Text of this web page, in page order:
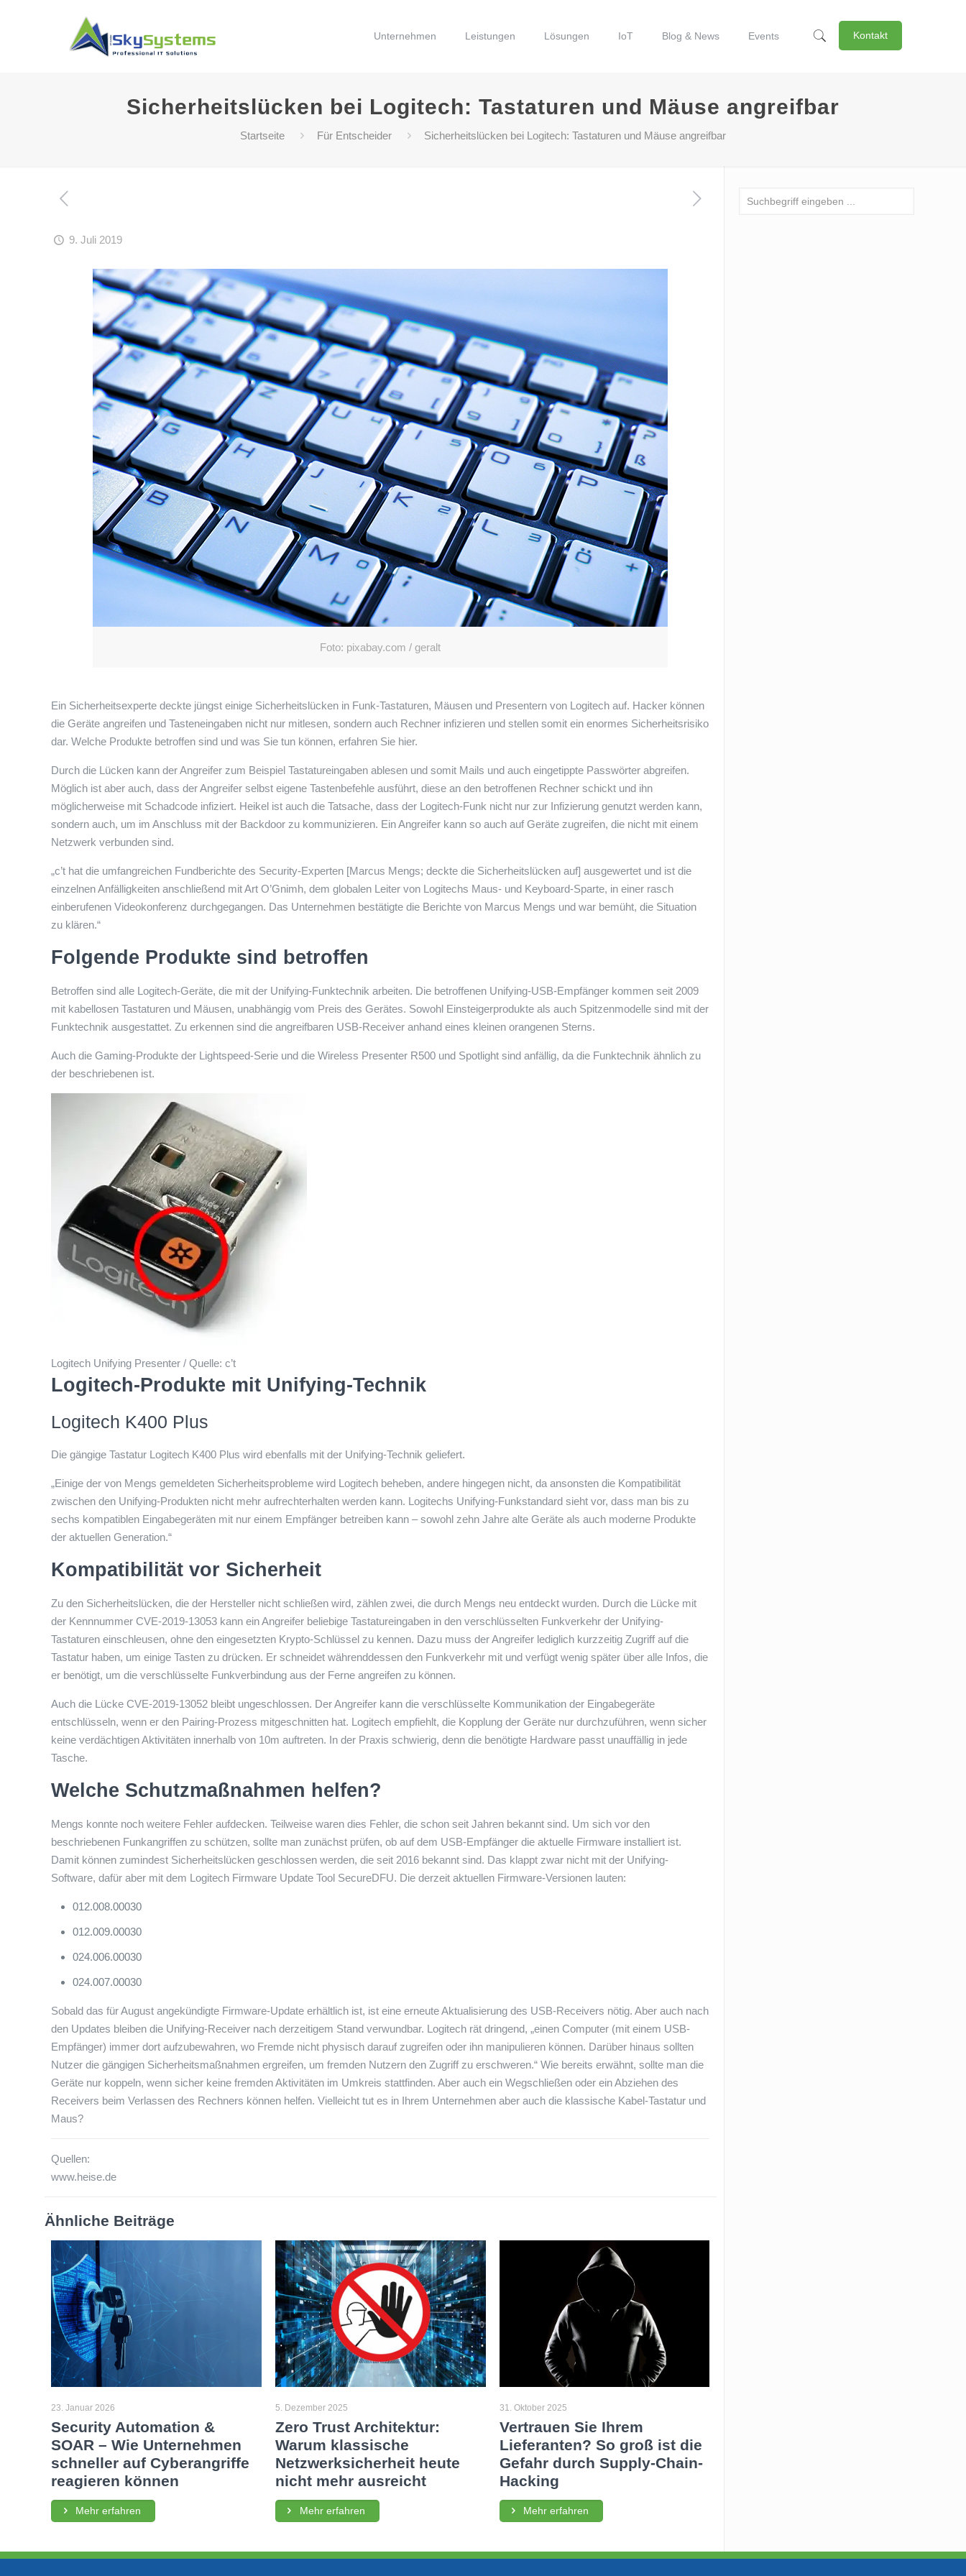
Unternehmen Leistungen Lösungen IoT Blog & News Events Kontakt
Sicherheitslücken bei Logitech: Tastaturen und Mäuse angreifbar
Startseite Für Entscheider Sicherheitslücken bei Logitech: Tastaturen und Mäuse angreifbar
9. Juli 2019
Foto: pixabay.com / geralt
Ein Sicherheitsexperte deckte jüngst einige Sicherheitslücken in Funk-Tastaturen, Mäusen und Presentern von Logitech auf. Hacker können
die Geräte angreifen und Tasteneingaben nicht nur mitlesen, sondern auch Rechner infizieren und stellen somit ein enormes Sicherheitsrisiko
dar. Welche Produkte betroffen sind und was Sie tun können, erfahren Sie hier.
Durch die Lücken kann der Angreifer zum Beispiel Tastatureingaben ablesen und somit Mails und auch eingetippte Passwörter abgreifen.
Möglich ist aber auch, dass der Angreifer selbst eigene Tastenbefehle ausführt, diese an den betroffenen Rechner schickt und ihn
möglicherweise mit Schadcode infiziert. Heikel ist auch die Tatsache, dass der Logitech-Funk nicht nur zur Infizierung genutzt werden kann,
sondern auch, um im Anschluss mit der Backdoor zu kommunizieren. Ein Angreifer kann so auch auf Geräte zugreifen, die nicht mit einem
Netzwerk verbunden sind.
„c’t hat die umfangreichen Fundberichte des Security-Experten [Marcus Mengs; deckte die Sicherheitslücken auf] ausgewertet und ist die
einzelnen Anfälligkeiten anschließend mit Art O’Gnimh, dem globalen Leiter von Logitechs Maus- und Keyboard-Sparte, in einer rasch
einberufenen Videokonferenz durchgegangen. Das Unternehmen bestätigte die Berichte von Marcus Mengs und war bemüht, die Situation
zu klären.“
Folgende Produkte sind betroffen
Betroffen sind alle Logitech-Geräte, die mit der Unifying-Funktechnik arbeiten. Die betroffenen Unifying-USB-Empfänger kommen seit 2009
mit kabellosen Tastaturen und Mäusen, unabhängig vom Preis des Gerätes. Sowohl Einsteigerprodukte als auch Spitzenmodelle sind mit der
Funktechnik ausgestattet. Zu erkennen sind die angreifbaren USB-Receiver anhand eines kleinen orangenen Sterns.
Auch die Gaming-Produkte der Lightspeed-Serie und die Wireless Presenter R500 und Spotlight sind anfällig, da die Funktechnik ähnlich zu
der beschriebenen ist.
Logitech Unifying Presenter / Quelle: c’t
Logitech-Produkte mit Unifying-Technik
Logitech K400 Plus
Die gängige Tastatur Logitech K400 Plus wird ebenfalls mit der Unifying-Technik geliefert.
„Einige der von Mengs gemeldeten Sicherheitsprobleme wird Logitech beheben, andere hingegen nicht, da ansonsten die Kompatibilität
zwischen den Unifying-Produkten nicht mehr aufrechterhalten werden kann. Logitechs Unifying-Funkstandard sieht vor, dass man bis zu
sechs kompatiblen Eingabegeräten mit nur einem Empfänger betreiben kann – sowohl zehn Jahre alte Geräte als auch moderne Produkte
der aktuellen Generation.“
Kompatibilität vor Sicherheit
Zu den Sicherheitslücken, die der Hersteller nicht schließen wird, zählen zwei, die durch Mengs neu entdeckt wurden. Durch die Lücke mit
der Kennnummer CVE-2019-13053 kann ein Angreifer beliebige Tastatureingaben in den verschlüsselten Funkverkehr der Unifying-
Tastaturen einschleusen, ohne den eingesetzten Krypto-Schlüssel zu kennen. Dazu muss der Angreifer lediglich kurzzeitig Zugriff auf die
Tastatur haben, um einige Tasten zu drücken. Er schneidet währenddessen den Funkverkehr mit und verfügt wenig später über alle Infos, die
er benötigt, um die verschlüsselte Funkverbindung aus der Ferne angreifen zu können.
Auch die Lücke CVE-2019-13052 bleibt ungeschlossen. Der Angreifer kann die verschlüsselte Kommunikation der Eingabegeräte
entschlüsseln, wenn er den Pairing-Prozess mitgeschnitten hat. Logitech empfiehlt, die Kopplung der Geräte nur durchzuführen, wenn sicher
keine verdächtigen Aktivitäten innerhalb von 10m auftreten. In der Praxis schwierig, denn die benötigte Hardware passt unauffällig in jede
Tasche.
Welche Schutzmaßnahmen helfen?
Mengs konnte noch weitere Fehler aufdecken. Teilweise waren dies Fehler, die schon seit Jahren bekannt sind. Um sich vor den
beschriebenen Funkangriffen zu schützen, sollte man zunächst prüfen, ob auf dem USB-Empfänger die aktuelle Firmware installiert ist.
Damit können zumindest Sicherheitslücken geschlossen werden, die seit 2016 bekannt sind. Das klappt zwar nicht mit der Unifying-
Software, dafür aber mit dem Logitech Firmware Update Tool SecureDFU. Die derzeit aktuellen Firmware-Versionen lauten:
012.008.00030
012.009.00030
024.006.00030
024.007.00030
Sobald das für August angekündigte Firmware-Update erhältlich ist, ist eine erneute Aktualisierung des USB-Receivers nötig. Aber auch nach
den Updates bleiben die Unifying-Receiver nach derzeitigem Stand verwundbar. Logitech rät dringend, „einen Computer (mit einem USB-
Empfänger) immer dort aufzubewahren, wo Fremde nicht physisch darauf zugreifen oder ihn manipulieren können. Darüber hinaus sollten
Nutzer die gängigen Sicherheitsmaßnahmen ergreifen, um fremden Nutzern den Zugriff zu erschweren.“ Wie bereits erwähnt, sollte man die
Geräte nur koppeln, wenn sicher keine fremden Aktivitäten im Umkreis stattfinden. Aber auch ein Wegschließen oder ein Abziehen des
Receivers beim Verlassen des Rechners können helfen. Vielleicht tut es in Ihrem Unternehmen aber auch die klassische Kabel-Tastatur und
Maus?
Quellen:
www.heise.de
Ähnliche Beiträge
23. Januar 2026
Security Automation &
SOAR – Wie Unternehmen
schneller auf Cyberangriffe
reagieren können
Mehr erfahren
5. Dezember 2025
Zero Trust Architektur:
Warum klassische
Netzwerksicherheit heute
nicht mehr ausreicht
Mehr erfahren
31. Oktober 2025
Vertrauen Sie Ihrem
Lieferanten? So groß ist die
Gefahr durch Supply-Chain-
Hacking
Mehr erfahren